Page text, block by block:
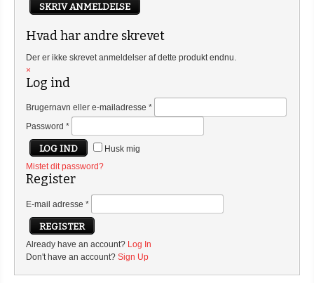
SKRIV ANMELDELSE
Hvad har andre skrevet
Der er ikke skrevet anmeldelser af dette produkt endnu.
×
Log ind
Brugernavn eller e-mailadresse *
Password *
Husk mig
Mistet dit password?
Register
E-mail adresse *
Already have an account? Log In
Don't have an account? Sign Up